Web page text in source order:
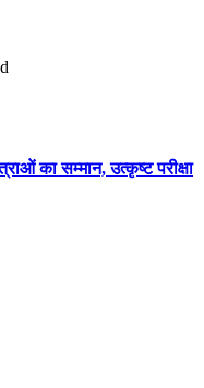
का सम्मान, उत्कृष्ट परीक्षा